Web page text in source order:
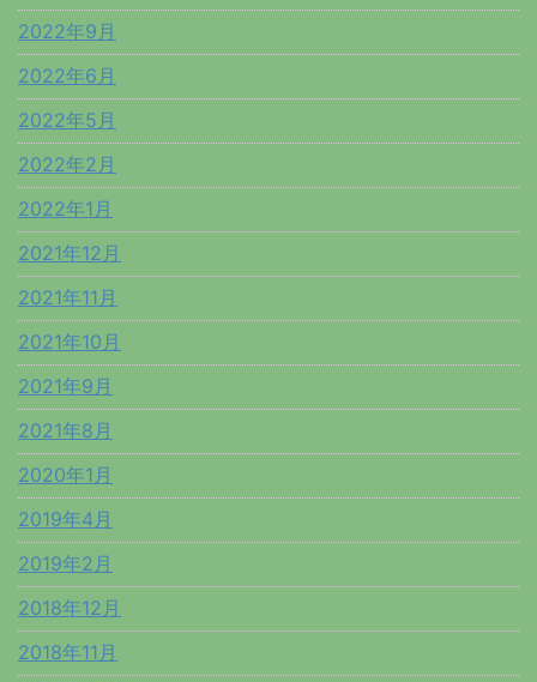
2022年9月
2022年6月
2022年5月
2022年2月
2022年1月
2021年12月
2021年11月
2021年10月
2021年9月
2021年8月
2020年1月
2019年4月
2019年2月
2018年12月
2018年11月